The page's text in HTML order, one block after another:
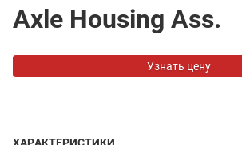
Axle Housing Ass.
Узнать цену